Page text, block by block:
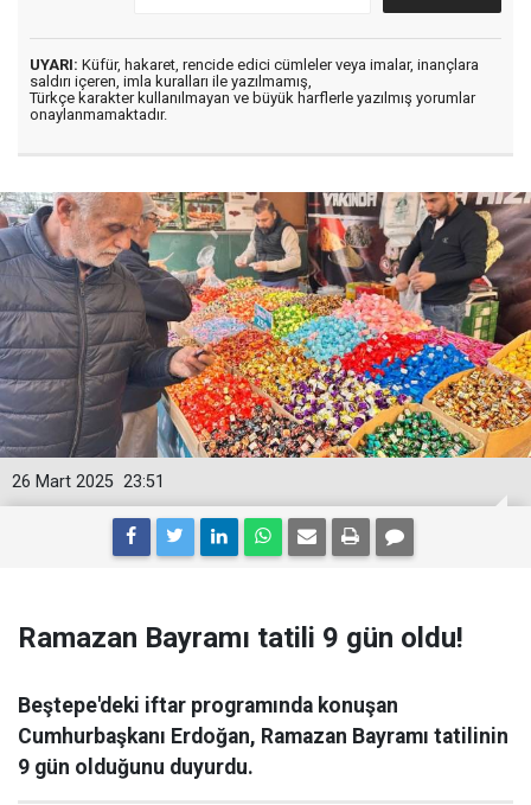
UYARI: Küfür, hakaret, rencide edici cümleler veya imalar, inançlara
saldırı içeren, imla kuralları ile yazılmamış,
Türkçe karakter kullanılmayan ve büyük harflerle yazılmış yorumlar
onaylanmamaktadır.
23:51
26 Mart 2025
Ramazan Bayramı tatili 9 gün oldu!
Beştepe'deki iftar programında konuşan
Cumhurbaşkanı Erdoğan, Ramazan Bayramı tatilinin
9 gün olduğunu duyurdu.